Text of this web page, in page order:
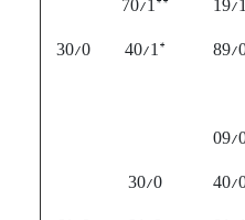
89/
*
40/1
30/0
09/
40/
30/0